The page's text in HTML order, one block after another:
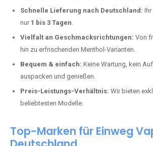
Schnelle Lieferung nach Deutschland: Ihr
nur 1 bis 3 Tagen.
Vielfalt an Geschmacksrichtungen: Von
hin zu erfrischenden Menthol-Varianten.
Bequem & einfach: Keine Wartung, kein
auspacken und genießen.
Preis-Leistungs-Verhältnis: Wir bieten
beliebtesten Modelle.
Top-Marken für Einweg